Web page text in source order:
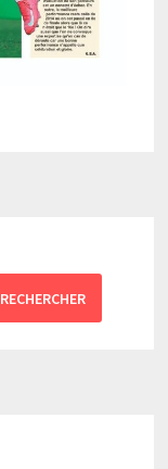
RECHERCHER